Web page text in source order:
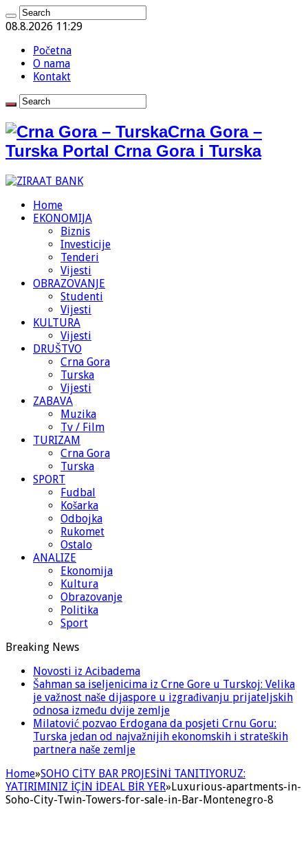
08.8.2026 11:29
Početna
O nama
Kontakt
Crna Gora –
Turska Portal Crna Gora i Turska
Home
EKONOMIJA
Biznis
Investicije
Tenderi
Vijesti
OBRAZOVANJE
Studenti
Vijesti
KULTURA
Vijesti
DRUŠTVO
Crna Gora
Turska
Vijesti
ZABAVA
Muzika
Tv / Film
TURIZAM
Crna Gora
Turska
SPORT
Fudbal
Košarka
Odbojka
Rukomet
Ostalo
ANALIZE
Ekonomija
Kultura
Obrazovanje
Politika
Sport
Breaking News
Novosti iz Acibadema
Šahman sa iseljenicima iz Crne Gore u Turskoj: Velika
je važnost naše dijaspore u izgrađivanju prijateljskih
odnosa između dvije zemlje
Milatović pozvao Erdogana da posjeti Crnu Goru:
Turska jedan od najvažnijih ekonomskih i strateških
partnera naše zemlje
Home»SOHO CİTY BAR PROJESİNİ TANITIYORUZ:
YATIRIMINIZ İÇİN İDEAL BİR YER»Luxurious-apartments-in-
Soho-City-Twin-Towers-for-sale-in-Bar-Montenegro-8